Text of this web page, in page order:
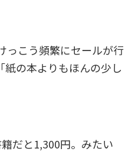
っこう頻繁にセールが行
紙の本よりもほんの少し
だと1,300円。みたい